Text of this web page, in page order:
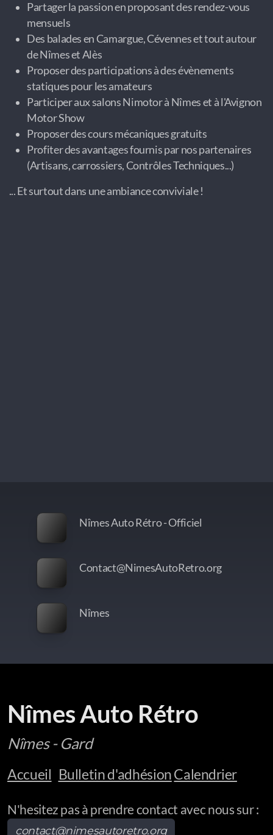
Partager la passion en proposant des rendez-vous
mensuels
Des balades en Camargue, Cévennes et tout autour
de Nîmes et Alès
Proposer des participations à des évènements
statiques pour les amateurs
Participer aux salons Nimotor à Nîmes et à l'Avignon
Motor Show
Proposer des cours mécaniques gratuits
Profiter des avantages fournis par nos partenaires
(Artisans, carrossiers, Contrôles Techniques...)
... Et surtout dans une ambiance conviviale !
Nîmes Auto Rétro - Officiel
Contact@NimesAutoRetro.org
Nîmes
Nîmes Auto Rétro
Nîmes - Gard
Accueil Bulletin d'adhésionCalendrier
N'hesitez pas à prendre contact avec nous sur :
contact@nimesautoretro.org